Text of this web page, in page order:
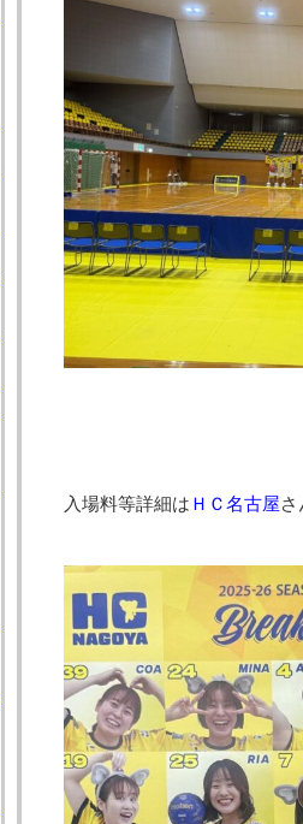
入場料等詳細は ＨＣ名古屋